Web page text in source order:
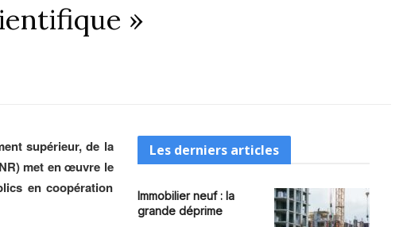
»
supérieur, de la
met en œuvre le
en coopération
Les derniers articles
Immobilier neuf : la
grande déprime